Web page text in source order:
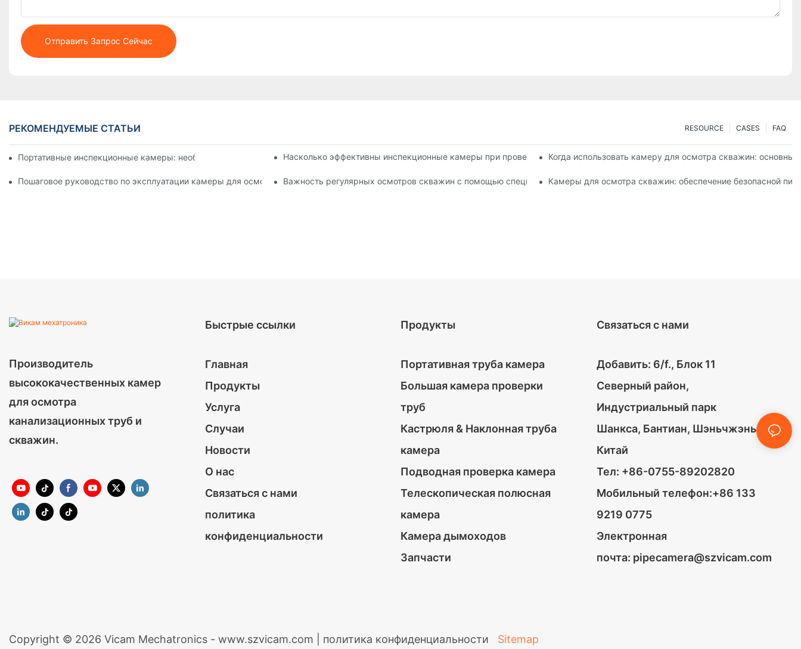
Отправить Запрос Сейчас
РЕКОМЕНДУЕМЫЕ СТАТЬИ FAQ
CASES
RESOURCE
Портативные инспекционные камеры: необходимые инструменты для профессионаловНасколько эффективны инспекционные камеры при проверке качества воды?Когда использовать камеру для осмотра скважин: основные
Пошаговое руководство по эксплуатации камеры для осмотра скважинВажность регулярных осмотров скважин с помощью специализированных камерКамеры для осмотра скважин: обеспечение безопасной
Производитель
высококачественных камер
для осмотра
канализационных труб и
скважин.
Быстрые ссылки
Главная
Продукты
Услуга
Случаи
Новости
О нас
Связаться с нами
политика
конфиденциальности
Продукты
Портативная труба камера
Большая камера проверки
труб
Кастрюля & Наклонная труба
камера
Подводная проверка камера
Телескопическая полюсная
камера
Камера дымоходов
Запчасти
Связаться с нами
Добавить: 6/f., Блок 11
Северный район,
Индустриальный парк
Шанкса, Бантиан, Шэньчжэнь,
Китай
Тел: +86-0755-89202820
Мобильный телефон:+86 133
9219 0775
Электронная
почта: pipecamera@szvicam.com
Copyright © 2026 Vicam Mechatronics - www.szvicam.com | политика конфиденциальности Sitemap